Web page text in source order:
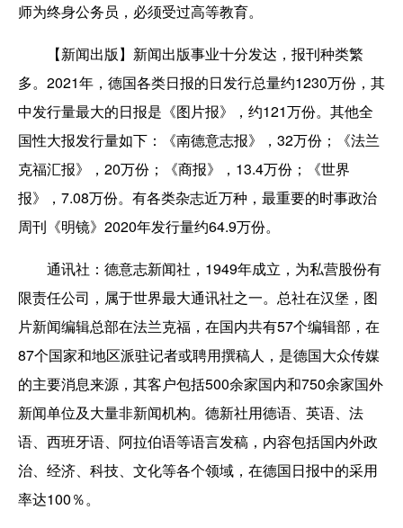
师为终身公务员，必须受过高等教育。
【新闻出版】新闻出版事业十分发达，报刊种类繁
多。2021年，德国各类日报的日发行总量约1230万份，其
中发行量最大的日报是《图片报》，约121万份。其他全
国性大报发行量如下：《南德意志报》，32万份；《法兰
克福汇报》，20万份；《商报》，13.4万份；《世界
报》，7.08万份。有各类杂志近万种，最重要的时事政治
周刊《明镜》2020年发行量约64.9万份。
通讯社：德意志新闻社，1949年成立，为私营股份有
限责任公司，属于世界最大通讯社之一。总社在汉堡，图
片新闻编辑总部在法兰克福，在国内共有57个编辑部，在
87个国家和地区派驻记者或聘用撰稿人，是德国大众传媒
的主要消息来源，其客户包括500余家国内和750余家国外
新闻单位及大量非新闻机构。德新社用德语、英语、法
语、西班牙语、阿拉伯语等语言发稿，内容包括国内外政
治、经济、科技、文化等各个领域，在德国日报中的采用
率达100％。